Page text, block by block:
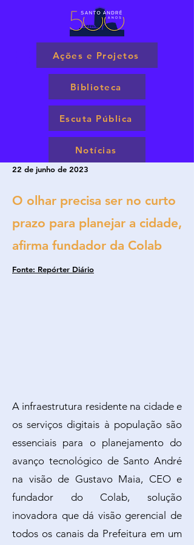
Ações e Projetos
Biblioteca
Escuta Pública
Notícias
22 de junho de 2023
O olhar precisa ser no curto
prazo para planejar a cidade,
afirma fundador da Colab
Fonte: Repórter Diário
A infraestrutura residente na cidade e
os serviços digitais à população são
essenciais para o planejamento do
avanço tecnológico de Santo André
na visão de Gustavo Maia, CEO e
fundador do Colab, solução
inovadora que dá visão gerencial de
todos os canais da Prefeitura em um